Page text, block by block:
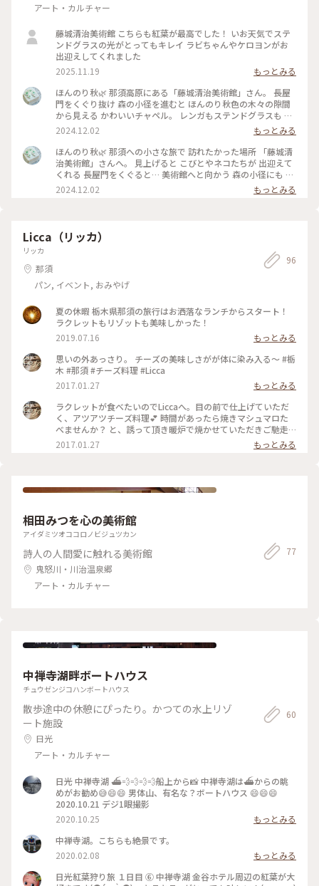
アート・カルチャー
藤城清治美術館 こちらも紅葉が最高でした！ いお天気でステ
ンドグラスの光がとってもキレイ ラビちゃんやケロヨンがお
出迎えしてくれました
2025.11.19
もっとみる
ほんのり秋🌿 那須高原にある「藤城清治美術館」さん。 長屋
門をくぐり抜け 森の小径を進むと ほんのり秋色の木々の隙間
から見える かわいいチャペル。 レンガもステンドグラスも 全
部手作りだという 愛を感じる光の空間。 差してきた朝の光で
現れた ステンドグラスの美しい影たち。 わぁぁ、、、その温
かさが 心いっぱいに。。 ・ 一歩足を踏み入れた時から ずっと
続く メルヘンの世界。 藤城ワールドに どっぷりひたる ひとと
きでした。 #ほんのり秋#那須高原#藤城清治美術館#チャペル#
光と影と#メルヘン#小さな旅#秋の彩り#ベストトリップ2024
2024.12.02
もっとみる
ほんのり秋🌿 那須への小さな旅で 訪れたかった場所 「藤城清
治美術館」さんへ。 見上げると こびとやネコたちが 出迎えて
くれる 長屋門をくぐると… 美術館へと向かう 森の小径にも 道
案内の こびとやネコ、ケロヨンたち。 色づき始めた ほんのり
秋の小径で 「やぁ、いらっしゃいー」「どうぞ こちらですょ
ェ。 藤城清治氏の 光と影の幻想世界は 感動しっぱなしの 圧倒
的な素晴らしさでした。 #ほんのり秋#那須高原#藤城清治美術
館#圧倒的な世界#心に迫る#小さな旅#秋の彩り#ベストトリッ
2024.12.02 もっとみる
Licca（リッカ）
リッカ
那須
パン, イベント, おみやげ
96
夏の休暇 栃木県那須の旅行はお洒落なランチからスタート！
ラクレットもリゾットも美味しかった！
2019.07.16
もっとみる
思いの外あっさり。 チーズの美味しさがが体に染み入る〜 #栃
木 #那須 #チーズ料理 #Licca
2017.01.27
もっとみる
ラクレットが食べたいのでLiccaへ。目の前で仕上げていただ
く、アツアツチーズ料理💕 時間があったら焼きマシュマロた
べませんか？ と、誘って頂き暖炉で焼かせていただきご馳走
になりました🙇🏼 #栃木 #那須 #チーズ料理 #ラクレット
#licca
2017.01.27 もっとみる
相田みつを心の美術館
アイダミツオココロノビジュツカン
詩人の人間愛に触れる美術館
鬼怒川・川治温泉郷
アート・カルチャー
77
中禅寺湖畔ボートハウス
チュウゼンジコハンボートハウス
散歩途中の休憩にぴったり。かつての水上リゾ
ート施設
日光
アート・カルチャー
60
日光 中禅寺湖 ⛴💨💨💨💨船上から📸 中禅寺湖は⛴からの眺
めがお勧め😅😄😄 男体山、有名な？ボートハウス 😄😄😄
2020.10.21 デジ1眼撮影
2020.10.25
もっとみる
中禅寺湖。こちらも絶景です。
2020.02.08
もっとみる
日光紅葉狩り旅 １日目 ⑥ 中禅寺湖 金谷ホテル周辺の紅葉が大